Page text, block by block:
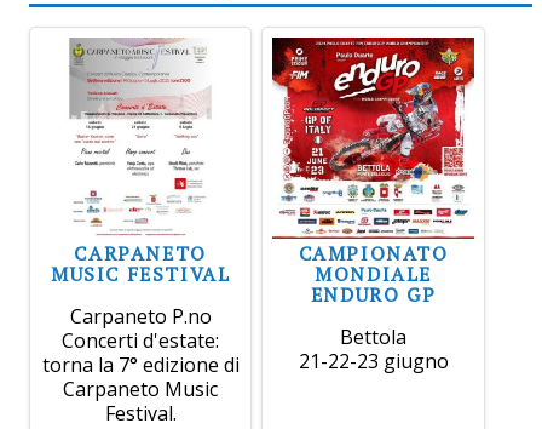
CARPANETO
MUSIC FESTIVAL
Carpaneto P.no
Concerti d'estate:
torna la 7° edizione di
Carpaneto Music
Festival.
CAMPIONATO
MONDIALE
ENDURO GP
Bettola
21-22-23 giugno